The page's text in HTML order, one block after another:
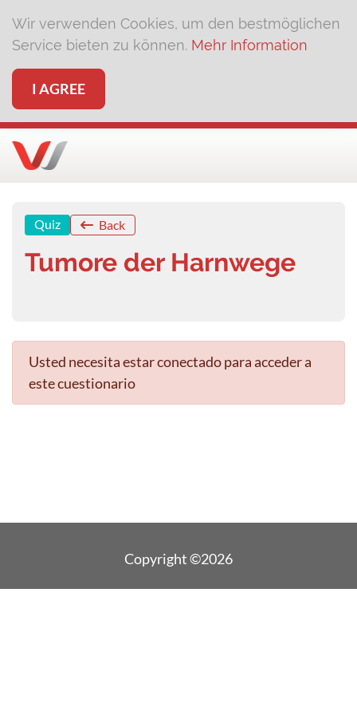
Wir verwenden Cookies, um den bestmöglichen
Service bieten zu können. Mehr Information
I AGREE
Quiz Back
Tumore der Harnwege
Usted necesita estar conectado para acceder a
este cuestionario
Copyright ©2026